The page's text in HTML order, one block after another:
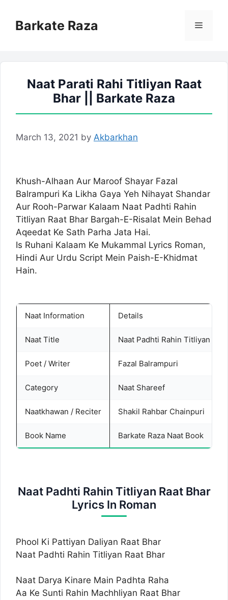
contentBarkate Raza Menu
Naat Parati Rahi Titliyan Raat
Bhar || Barkate Raza
March 13, 2021 by Akbarkhan
Khush-Alhaan Aur Maroof Shayar Fazal
Balrampuri Ka Likha Gaya Yeh Nihayat Shandar
Aur Rooh-Parwar Kalaam Naat Padhti Rahin
Titliyan Raat Bhar Bargah-E-Risalat Mein Behad
Aqeedat Ke Sath Parha Jata Hai.
Is Ruhani Kalaam Ke Mukammal Lyrics Roman,
Hindi Aur Urdu Script Mein Paish-E-Khidmat
Hain.
Naat Information Details
Naat Title Naat Padhti Rahin Titliyan
Poet / Writer Fazal Balrampuri
Category Naat Shareef
Naatkhawan / Reciter Shakil Rahbar Chainpuri
Book Name Barkate Raza Naat Book
Naat Padhti Rahin Titliyan Raat Bhar
Lyrics In Roman
Phool Ki Pattiyan Daliyan Raat Bhar
Naat Padhti Rahin Titliyan Raat Bhar
Naat Darya Kinare Main Padhta Raha
Aa Ke Sunti Rahin Machhliyan Raat Bhar